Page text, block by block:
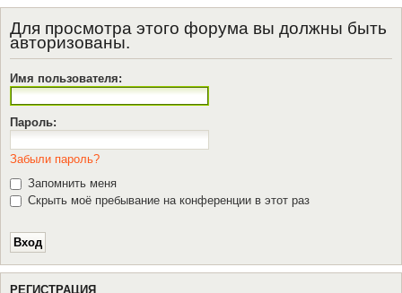
Для просмотра этого форума вы должны быть
авторизованы.
Имя пользователя:
Пароль:
Забыли пароль?
Запомнить меня
Скрыть моё пребывание на конференции в этот раз
РЕГИСТРАЦИЯ